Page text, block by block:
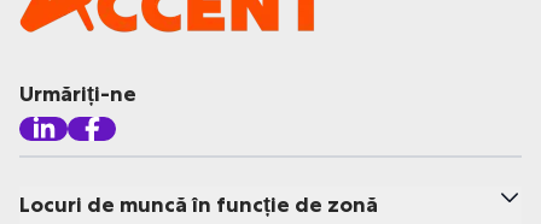
Urmăriți-ne
Locuri de muncă în funcție de zonă